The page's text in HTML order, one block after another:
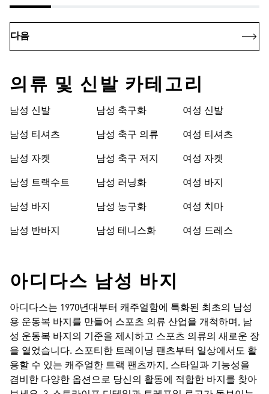
다음
의류 및 신발 카테고리
남성 신발
남성 티셔츠
남성 자켓
남성 트랙수트
남성 바지
남성 반바지
남성 축구화
남성 축구 의류
남성 축구 저지
남성 러닝화
남성 농구화
남성 테니스화
여성 신발
여성 티셔츠
여성 자켓
여성 바지
여성 치마
여성 드레스
아디다스 남성 바지
아디다스는 1970년대부터 캐주얼함에 특화된 최초의 남성
용 운동복 바지를 만들어 스포츠 의류 산업을 개척하며, 남
성 운동복 바지의 기준을 제시하고 스포츠 의류의 새로운 장
을 열었습니다. 스포티한 트레이닝 팬츠부터 일상에서도 활
용할 수 있는 캐주얼한 트랙 팬츠까지, 스타일과 기능성을
겸비한 다양한 옵션으로 당신의 활동에 적합한 바지를 찾아